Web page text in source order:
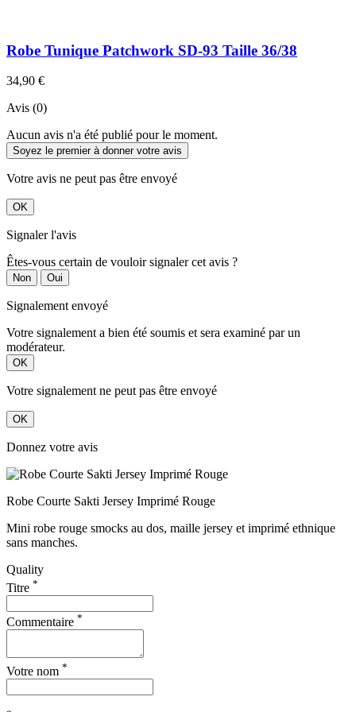
Robe Tunique Patchwork SD-93 Taille 36/38
34,90 €
Avis (0)
Aucun avis n'a été publié pour le moment.
Soyez le premier à donner votre avis
Votre avis ne peut pas être envoyé
OK
Signaler l'avis
Êtes-vous certain de vouloir signaler cet avis ?
Non Oui
Signalement envoyé
Votre signalement a bien été soumis et sera examiné par un
modérateur.
OK
Votre signalement ne peut pas être envoyé
OK
Donnez votre avis
Robe Courte Sakti Jersey Imprimé Rouge
Mini robe rouge smocks au dos, maille jersey et imprimé ethnique
sans manches.
Quality
Titre *
Commentaire *
Votre nom *